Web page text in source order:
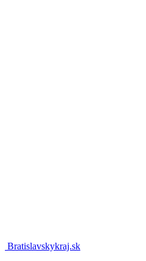
Bratislavskykraj.sk